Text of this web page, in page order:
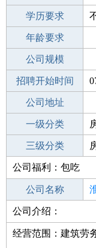
性别要求 -
学历要求
工作经验
年龄要求
工作地点
公司规模
公司电话
招聘开始时间
招聘结束时间
公司地址
一级分类
二级分类
三级分类
其他行业
公司福利：包吃
公司名称
公司类型
公司介绍：
经营范围：建筑劳